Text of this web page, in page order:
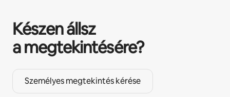
Készen állsz
a megtekintésére?
Személyes megtekintés kérése